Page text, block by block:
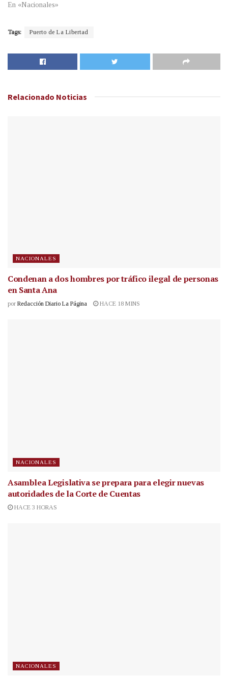
En «Nacionales»
Tags: Puerto de La Libertad
Relacionado Noticias
NACIONALES
Condenan a dos hombres por tráfico ilegal de personas
en Santa Ana
por Redacción Diario La Página HACE 18 MINS
NACIONALES
Asamblea Legislativa se prepara para elegir nuevas
autoridades de la Corte de Cuentas
HACE 3 HORAS
NACIONALES